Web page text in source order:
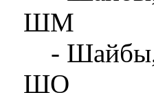
ШМ
- Шайбы,
ШО